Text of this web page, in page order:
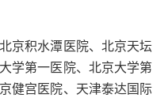
京积水潭医院、北京天坛
学第一医院、北京大学第
健宫医院、天津泰达国际